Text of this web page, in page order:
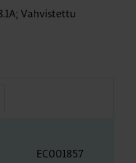
Vahvistettu
EC001857